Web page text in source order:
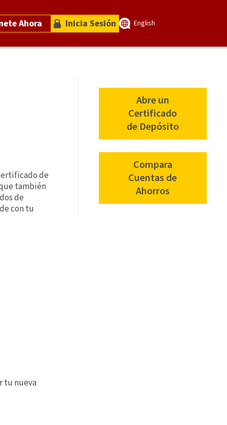
Ahora Inicia Sesión English
de
también
de
con tu
tu nueva
Abre un
Certificado
de Depósito
para
certificados
Compara
Cuentas de
Ahorros